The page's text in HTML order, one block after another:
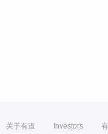
关于有道 Investors